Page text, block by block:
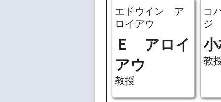
エドウイン ア
ロイアウ
Ｅ アロイ
アウ
教授
コ
ジ
教